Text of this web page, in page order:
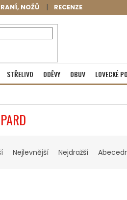
NOŽŮ RECENZE
NÁKUPNÍ
KOŠÍK
Prázdný košík
STŘELIVO ODĚVY OBUV LOVECKÉ
Nejlevnější Nejdražší